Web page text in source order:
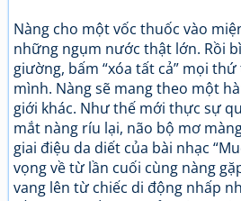
Nàng cho một vốc thuốc vào
những ngụm nước thật lớn. Rồi
giường, bấm “xóa tất cả” mọi
mình. Nàng sẽ mang theo một
giới khác. Như thế mới thực sự
mắt nàng ríu lại, não bộ mơ
giai điệu da diết của bài nhạc
vọng về từ lần cuối cùng nàng
vang lên từ chiếc di động nhấp